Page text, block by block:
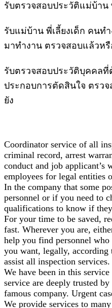
รับตรวจสอบประวัติแม่บ้าน
รับแม่บ้าน พี่เลี้ยงเด็ก คนทํ
มาทำงาน ตรวจสอบแล้วหรื
รับตรวจสอบประวัติบุคคล
ประกอบการตัดสินใจ ตรว
ยัง
Coordinator service of all
criminal record, arrest
conduct and job
employees for legal entities
In the company that some
personnel or if you need to
qualifications to know if
For your time to be saved,
fast. Wherever you are,
help you find personnel
you want, legally, according
assist all inspection
We have been in this
service are deeply trusted
famous company. Urgent
We provide services to